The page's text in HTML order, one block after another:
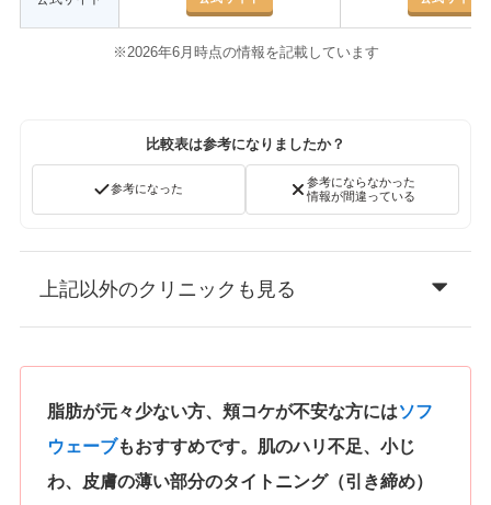
※2026年6月時点の情報を記載しています
比較表は参考になりましたか？
参考になった
参考にならなかった
情報が間違っている
上記以外のクリニックも見る
脂肪が元々少ない方、頬コケが不安な方にはソフ
ウェーブもおすすめです。肌のハリ不足、小じ
わ、皮膚の薄い部分のタイトニング（引き締め）